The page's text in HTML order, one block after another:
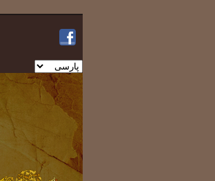
یک
زبان
انتخاب
کنید